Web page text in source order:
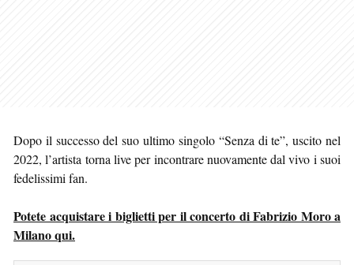
Dopo il successo del suo ultimo singolo “Senza di te”, uscito nel
2022, l’artista torna live per incontrare nuovamente dal vivo i suoi
fedelissimi fan.
Potete acquistare i biglietti per il concerto di Fabrizio Moro a
Milano qui.